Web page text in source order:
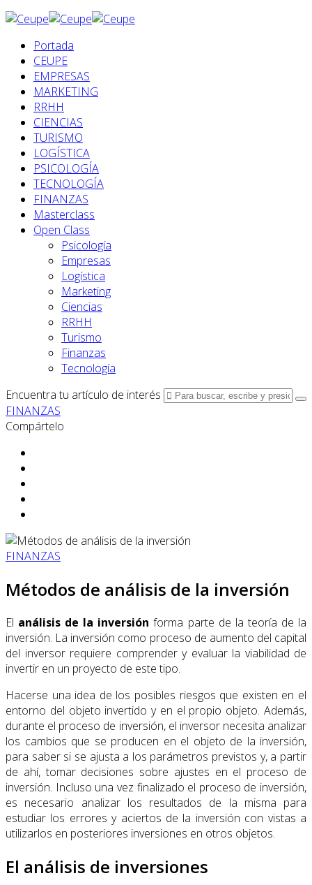
Portada
CEUPE
EMPRESAS
MARKETING
RRHH
CIENCIAS
TURISMO
LOGÍSTICA
PSICOLOGÍA
TECNOLOGÍA
FINANZAS
Masterclass
Open Class
Psicología
Empresas
Logística
Marketing
Ciencias
RRHH
Turismo
Finanzas
Tecnología
Encuentra tu artículo de interés
FINANZAS
Compártelo
FINANZAS
Métodos de análisis de la inversión
El análisis de la inversión forma parte de la teoría de la
inversión. La inversión como proceso de aumento del capital
del inversor requiere comprender y evaluar la viabilidad de
invertir en un proyecto de este tipo.
Hacerse una idea de los posibles riesgos que existen en el
entorno del objeto invertido y en el propio objeto. Además,
durante el proceso de inversión, el inversor necesita analizar
los cambios que se producen en el objeto de la inversión,
para saber si se ajusta a los parámetros previstos y, a partir
de ahí, tomar decisiones sobre ajustes en el proceso de
inversión. Incluso una vez finalizado el proceso de inversión,
es necesario analizar los resultados de la misma para
estudiar los errores y aciertos de la inversión con vistas a
utilizarlos en posteriores inversiones en otros objetos.
El análisis de inversiones